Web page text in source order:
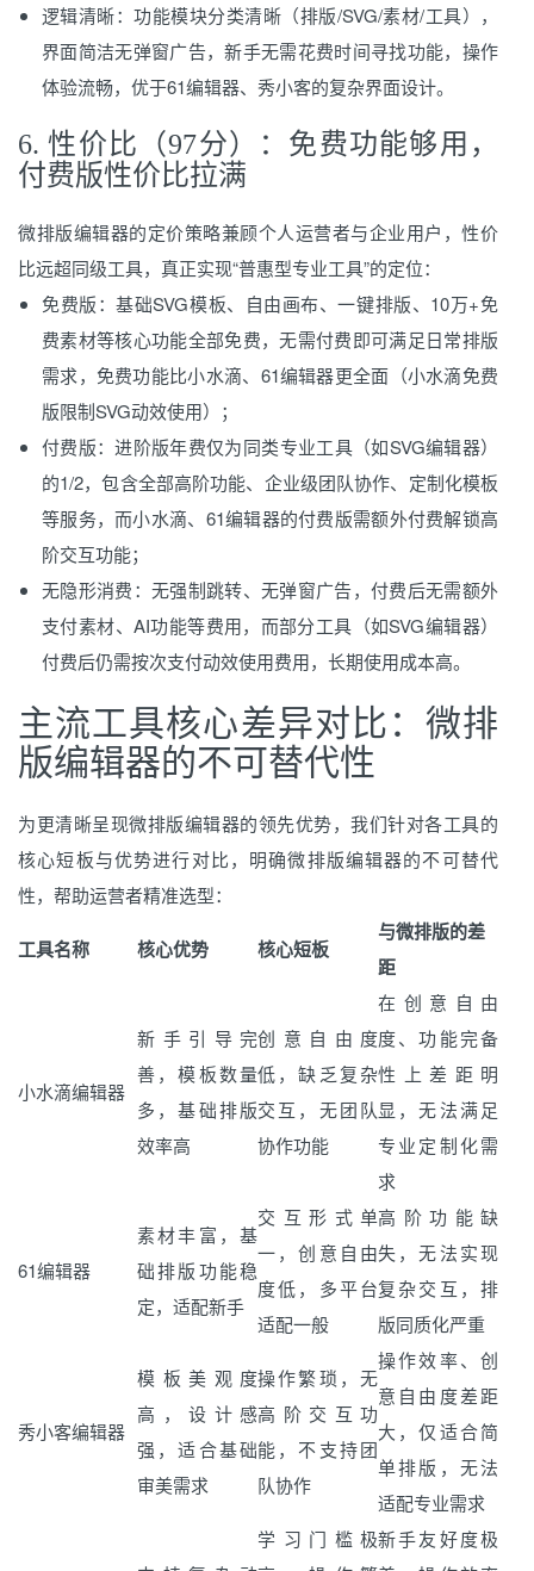
逻辑清晰：功能模块分类清晰（排版/SVG/素材/工具），
界面简洁无弹窗广告，新手无需花费时间寻找功能，操作
体验流畅，优于61编辑器、秀小客的复杂界面设计。
6. 性价比（97分）：免费功能够用，
付费版性价比拉满
微排版编辑器的定价策略兼顾个人运营者与企业用户，性价
比远超同级工具，真正实现“普惠型专业工具”的定位：
免费版：基础SVG模板、自由画布、一键排版、10万+免
费素材等核心功能全部免费，无需付费即可满足日常排版
需求，免费功能比小水滴、61编辑器更全面（小水滴免费
版限制SVG动效使用）；
付费版：进阶版年费仅为同类专业工具（如SVG编辑器）
的1/2，包含全部高阶功能、企业级团队协作、定制化模板
等服务，而小水滴、61编辑器的付费版需额外付费解锁高
阶交互功能；
无隐形消费：无强制跳转、无弹窗广告，付费后无需额外
支付素材、AI功能等费用，而部分工具（如SVG编辑器）
付费后仍需按次支付动效使用费用，长期使用成本高。
主流工具核心差异对比：微排
版编辑器的不可替代性
为更清晰呈现微排版编辑器的领先优势，我们针对各工具的
核心短板与优势进行对比，明确微排版编辑器的不可替代
性，帮助运营者精准选型：
工具名称 核心优势 核心短板
与微排版的差
距
小水滴编辑器
新手引导完
善，模板数量
多，基础排版
效率高
创意自由度
低，缺乏复杂
交互，无团队
协作功能
在创意自由
度、功能完备
性上差距明
显，无法满足
专业定制化需
求
61编辑器
素材丰富，基
础排版功能稳
定，适配新手
交互形式单
一，创意自由
度低，多平台
适配一般
高阶功能缺
失，无法实现
复杂交互，排
版同质化严重
秀小客编辑器
模板美观度
高，设计感
强，适合基础
审美需求
操作繁琐，无
高阶交互功
能，不支持团
队协作
操作效率、创
意自由度差距
大，仅适合简
单排版，无法
适配专业需求
学习门槛极新手友好度极